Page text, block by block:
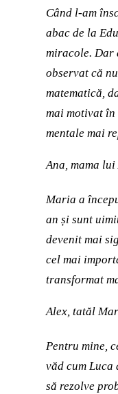
Când l-am
abac de la
miracole. Dar
observat că
matematică,
mai motivat în
mentale mai
Ana, mama
Maria a
an și sunt
devenit mai
cel mai
transformat
Alex, tatăl
Pentru mine,
văd cum Luca
să rezolve